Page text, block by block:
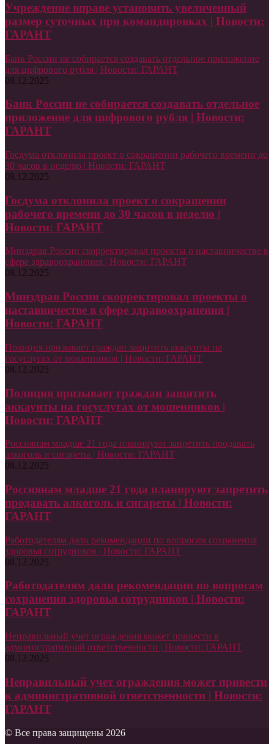
Учреждение вправе установить увеличенный
размер суточных при командировках | Новости:
ГАРАНТ
Банк России не собирается создавать отдельное приложение
для цифрового рубля | Новости: ГАРАНТ
08.12.2025
Банк России не собирается создавать отдельное
приложение для цифрового рубля | Новости:
ГАРАНТ
Госдума отклонила проект о сокращении рабочего времени до
30 часов в неделю | Новости: ГАРАНТ
08.12.2025
Госдума отклонила проект о сокращении
рабочего времени до 30 часов в неделю |
Новости: ГАРАНТ
Минздрав России скорректировал проекты о наставничестве в
сфере здравоохранения | Новости: ГАРАНТ
08.12.2025
Минздрав России скорректировал проекты о
наставничестве в сфере здравоохранения |
Новости: ГАРАНТ
Полиция призывает граждан защитить аккаунты на
госуслугах от мошенников | Новости: ГАРАНТ
08.12.2025
Полиция призывает граждан защитить
аккаунты на госуслугах от мошенников |
Новости: ГАРАНТ
Россиянам младше 21 года планируют запретить продавать
алкоголь и сигареты | Новости: ГАРАНТ
08.12.2025
Россиянам младше 21 года планируют запретить
продавать алкоголь и сигареты | Новости:
ГАРАНТ
Работодателям дали рекомендации по вопросам сохранения
здоровья сотрудников | Новости: ГАРАНТ
08.12.2025
Работодателям дали рекомендации по вопросам
сохранения здоровья сотрудников | Новости:
ГАРАНТ
Неправильный учет ограждения может привести к
административной ответственности | Новости: ГАРАНТ
08.12.2025
Неправильный учет ограждения может привести
к административной ответственности | Новости:
ГАРАНТ
© Все права защищены 2026